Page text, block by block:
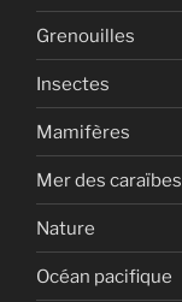
Grenouilles
Insectes
Mamifères
Mer des caraïbes
Nature
Océan pacifique